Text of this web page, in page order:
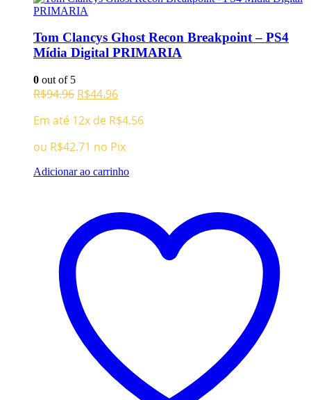
Tom Clancys Ghost Recon Breakpoint – PS4
Mídia Digital PRIMARIA
0 out of 5
R$94.96 O
original
era:
R$94.96.
R$44.96O
atual
é:
R$44.96.
Em até 12x de R$4.56
ou R$42.71 no Pix
Adicionar ao carrinho